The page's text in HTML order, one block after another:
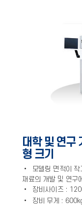
대학 및 연구
형 크기
• 모델링 면적이
재료의 개발 및 연구
• 장비사이즈 :
• 장비 무게 :